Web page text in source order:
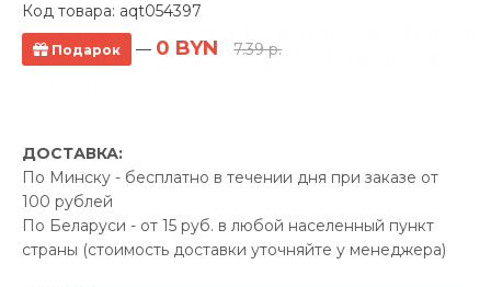
Код товара: aqt054397
Подарок — 0 BYN 7.39 р.
ДОСТАВКА:
По Минску - бесплатно в течении дня при заказе от
100 рублей
По Беларуси - от 15 руб. в любой населенный пункт
страны (стоимость доставки уточняйте у менеджера)
Полотенцесушитель водяной Gloss &
Reiter Raduga 600х700/6 1" нижнее
Производитель:Gloss &
Reiter
Код Товара: aqt052627